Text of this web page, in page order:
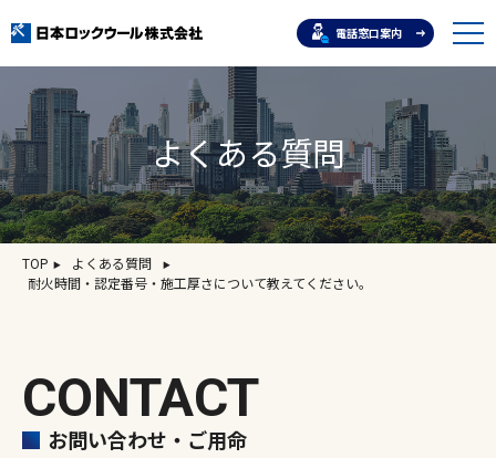
電話窓口案内
よくある質問
TOP
よくある質問
耐火時間・認定番号・施工厚さについて教えてください。
CONTACT
お問い合わせ・ご用命